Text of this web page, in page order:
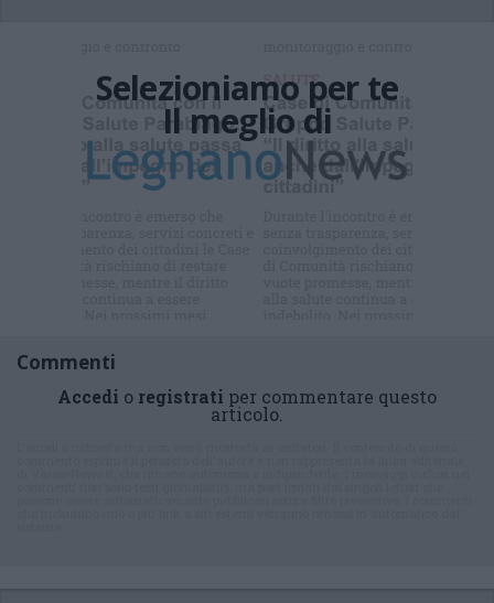
Selezioniamo per te
Il meglio di
Commenti
Accedi o registrati per commentare questo
articolo.